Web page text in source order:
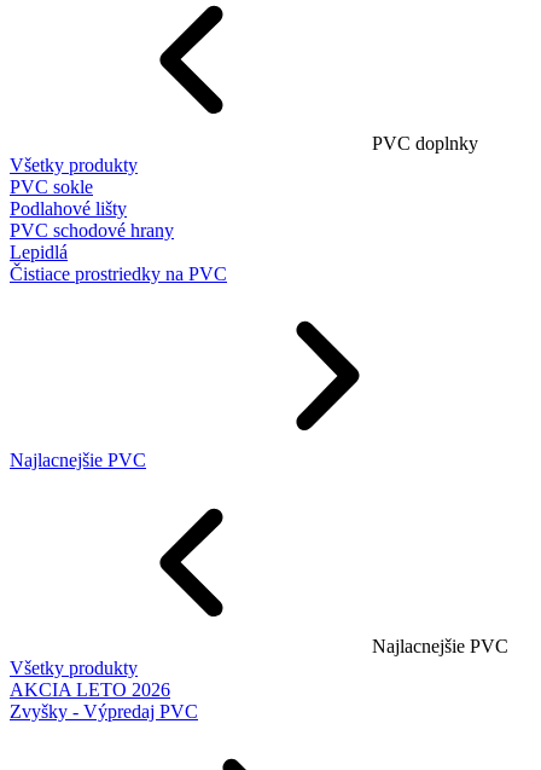
PVC doplnky
Všetky produkty
PVC sokle
Podlahové lišty
PVC schodové hrany
Lepidlá
Čistiace prostriedky na PVC
Najlacnejšie PVC
Najlacnejšie PVC
Všetky produkty
AKCIA LETO 2026
Zvyšky - Výpredaj PVC